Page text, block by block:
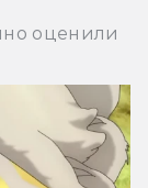
оценили